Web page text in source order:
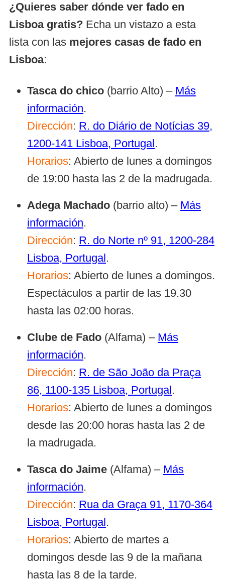
¿Quieres saber dónde ver fado en
Lisboa gratis? Echa un vistazo a esta
lista con las mejores casas de fado en
Lisboa:
Tasca do chico (barrio Alto) – Más
información.
Dirección: R. do Diário de Notícias 39,
1200-141 Lisboa, Portugal .
Horarios: Abierto de lunes a domingos
de 19:00 hasta las 2 de la madrugada.
Adega Machado (barrio alto) – Más
información.
Dirección: R. do Norte nº 91, 1200-284
Lisboa, Portugal .
Horarios: Abierto de lunes a domingos.
Espectáculos a partir de las 19.30
hasta las 02:00 horas.
Clube de Fado (Alfama) – Más
información.
Dirección: R. de São João da Praça
86, 1100-135 Lisboa, Portugal .
Horarios: Abierto de lunes a domingos
desde las 20:00 horas hasta las 2 de
la madrugada.
Tasca do Jaime (Alfama) – Más
información.
Dirección: Rua da Graça 91, 1170-364
Lisboa, Portugal .
Horarios: Abierto de martes a
domingos desde las 9 de la mañana
hasta las 8 de la tarde.